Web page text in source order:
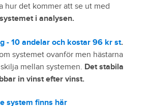
hur det kommer att se ut med
i analysen.
- 10 andelar och kostar 96 kr st.
systemet ovanför men hästarna
mellan systemen. Det stabila
in vinst efter vinst.
system finns här